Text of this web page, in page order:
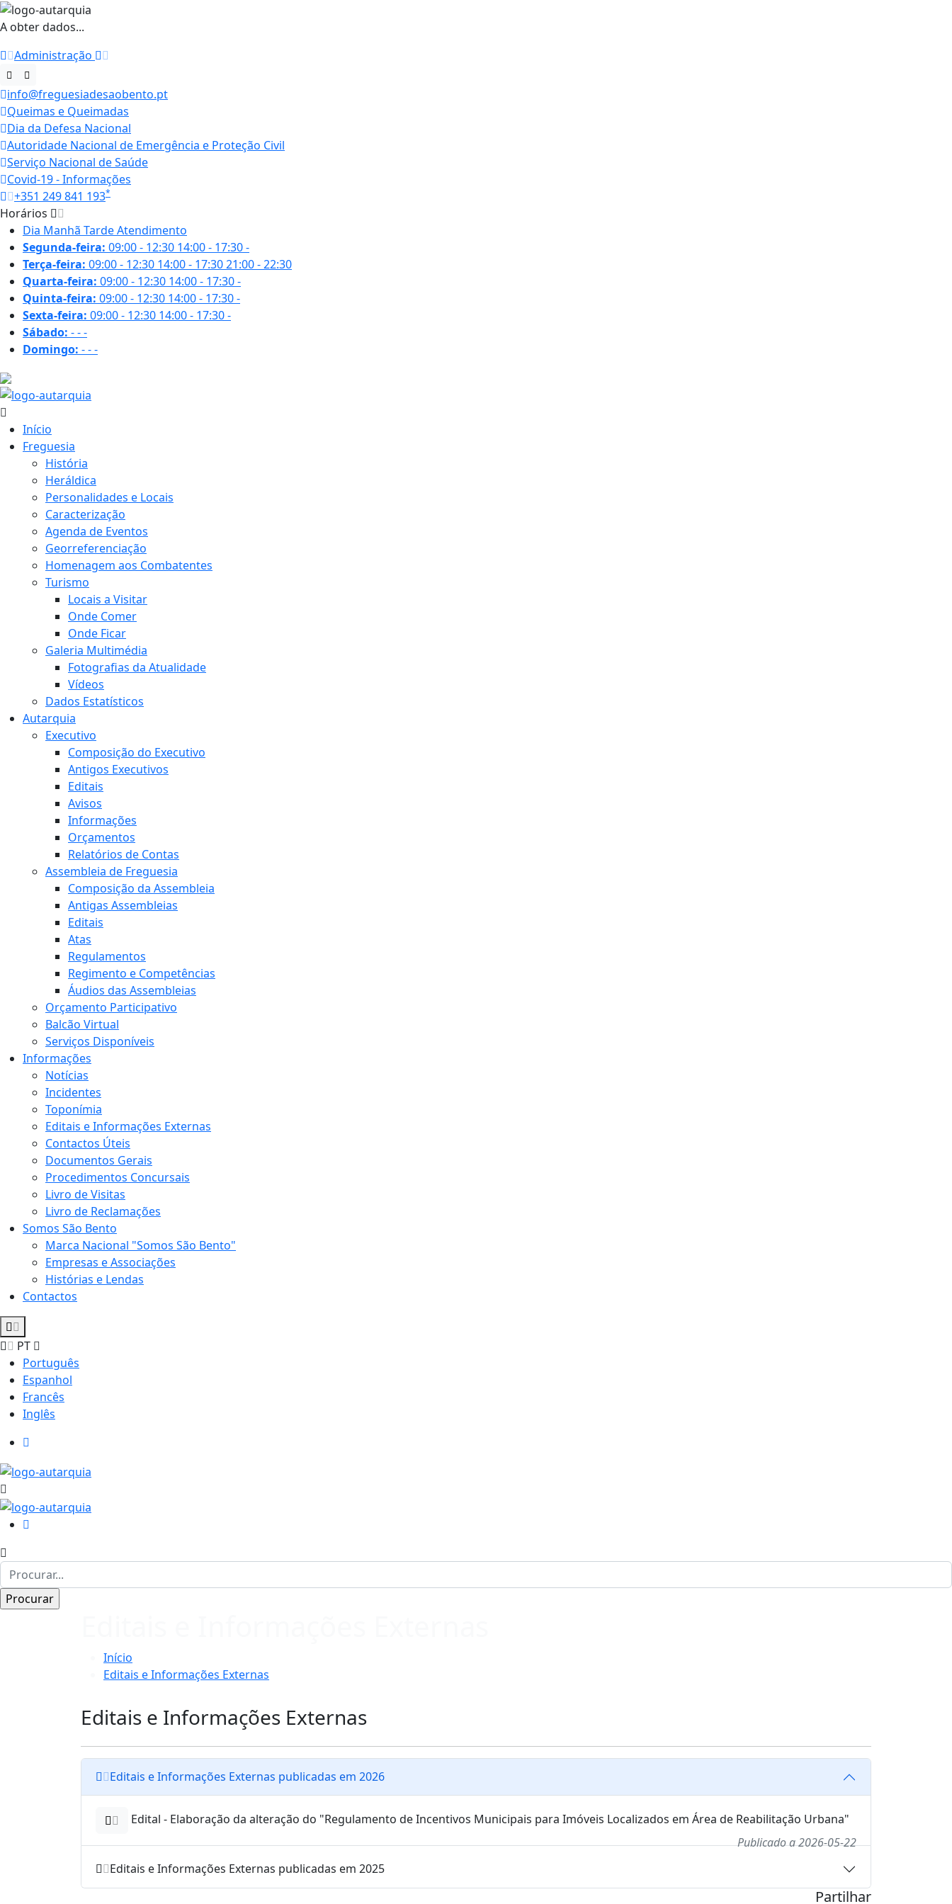
A obter dados...
Administração
info@freguesiadesaobento.pt
Queimas e Queimadas
Dia da Defesa Nacional
Autoridade Nacional de Emergência e Proteção Civil
Serviço Nacional de Saúde
Covid-19 - Informações
+351 249 841 193*
Horários
Dia Manhã TardeAtendimento
Segunda-feira: 09:00 - 12:30 14:00 - 17:30-
Terça-feira: 09:00 - 12:30 14:00 - 17:3021:00 - 22:30
Quarta-feira: 09:00 - 12:30 14:00 - 17:30-
Quinta-feira: 09:00 - 12:30 14:00 - 17:30-
Sexta-feira: 09:00 - 12:30 14:00 - 17:30-
Sábado: ---
Domingo: ---
Início
Freguesia
História
Heráldica
Personalidades e Locais
Caracterização
Agenda de Eventos
Georreferenciação
Homenagem aos Combatentes
Turismo
Locais a Visitar
Onde Comer
Onde Ficar
Galeria Multimédia
Fotografias da Atualidade
Vídeos
Dados Estatísticos
Autarquia
Executivo
Composição do Executivo
Antigos Executivos
Editais
Avisos
Informações
Orçamentos
Relatórios de Contas
Assembleia de Freguesia
Composição da Assembleia
Antigas Assembleias
Editais
Atas
Regulamentos
Regimento e Competências
Áudios das Assembleias
Orçamento Participativo
Balcão Virtual
Serviços Disponíveis
Informações
Notícias
Incidentes
Toponímia
Editais e Informações Externas
Contactos Úteis
Documentos Gerais
Procedimentos Concursais
Livro de Visitas
Livro de Reclamações
Somos São Bento
Marca Nacional "Somos São Bento"
Empresas e Associações
Histórias e Lendas
Contactos
PT
Português
Espanhol
Francês
Inglês
Início
Editais e Informações Externas
Editais e Informações Externas
Editais e Informações Externas publicadas em 2026
Edital - Elaboração da alteração do "Regulamento de Incentivos Municipais para Imóveis Localizados em Área de Reabilitação Urbana"
Publicado a 2026-05-22
Editais e Informações Externas publicadas em 2025
Partilhar